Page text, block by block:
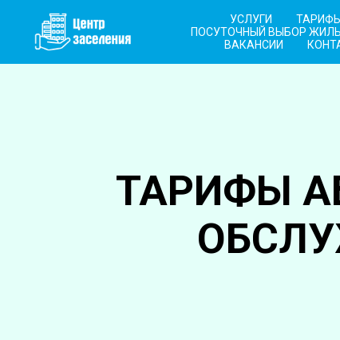
УСЛУГИ ТАРИФЫ
ПОСУТОЧНЫЙ ВЫБОР
ВАКАНСИИ
ТАРИФЫ